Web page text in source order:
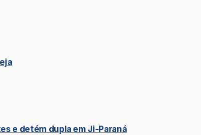
e detém dupla em Ji-Paraná